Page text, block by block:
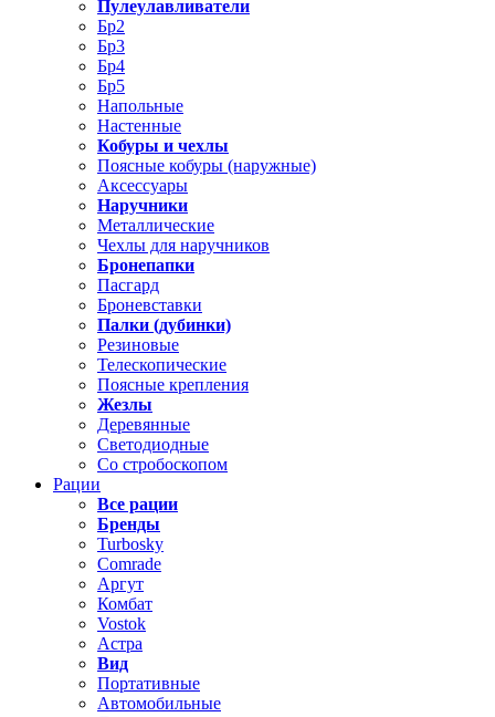
Пулеулавливатели
Бр2
Бр3
Бр4
Бр5
Напольные
Настенные
Кобуры и чехлы
Поясные кобуры (наружные)
Аксессуары
Наручники
Металлические
Чехлы для наручников
Бронепапки
Пасгард
Броневставки
Палки (дубинки)
Резиновые
Телескопические
Поясные крепления
Жезлы
Деревянные
Светодиодные
Со стробоскопом
Рации
Все рации
Бренды
Turbosky
Comrade
Аргут
Комбат
Vostok
Астра
Вид
Портативные
Автомобильные